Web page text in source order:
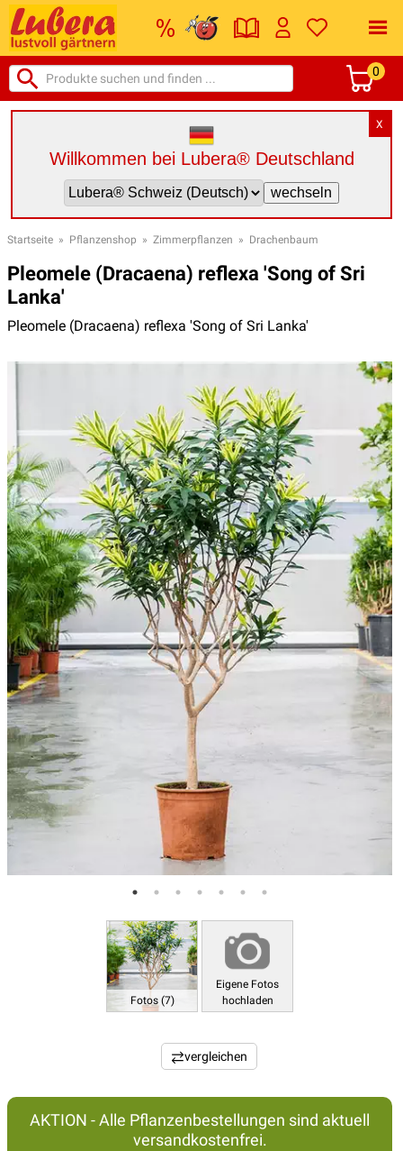
0
X
Willkommen bei Lubera® Deutschland
Startseite » Pflanzenshop » Zimmerpflanzen » Drachenbaum
Pleomele (Dracaena) reflexa 'Song of Sri
Lanka'
Pleomele (Dracaena) reflexa 'Song of Sri Lanka'
Fotos (7)
Eigene Fotos
hochladen
vergleichen
AKTION - Alle Pflanzenbestellungen sind aktuell
versandkostenfrei.